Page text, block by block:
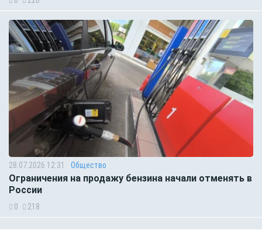
28.07.2026 12:31 Общество
Ограничения на продажу бензина начали отменять в
России
0 218